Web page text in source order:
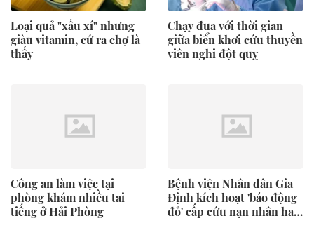
Loại quả "xấu xí" nhưng
giàu vitamin, cứ ra chợ là
thấy
Chạy đua với thời gian
giữa biển khơi cứu thuyền
viên nghi đột quỵ
Công an làm việc tại
phòng khám nhiều tai
tiếng ở Hải Phòng
Bệnh viện Nhân dân Gia
Định kích hoạt 'báo động
đỏ' cấp cứu nạn nhân hai